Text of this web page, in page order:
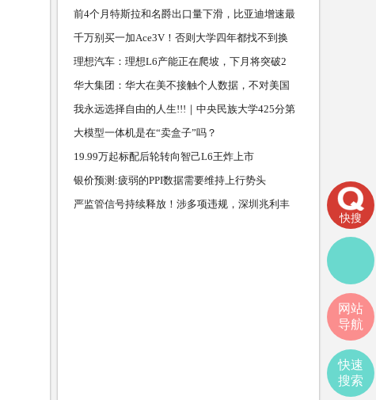
吐不快！
前4个月特斯拉和名爵出口量下滑，比亚迪增速最
为迅猛
千万别买一加Ace3V！否则大学四年都找不到换
机理由
理想汽车：理想L6产能正在爬坡，下月将突破2
万台
华大集团：华大在美不接触个人数据，不对美国
家安全造成任
我永远选择自由的人生!!!｜中央民族大学425分第
一名经验
大模型一体机是在“卖盒子”吗？
19.99万起标配后轮转向智己L6王炸上市
银价预测:疲弱的PPI数据需要维持上行势头
严监管信号持续释放！涉多项违规，深圳兆利丰
快搜
网站
导航
快速
搜索